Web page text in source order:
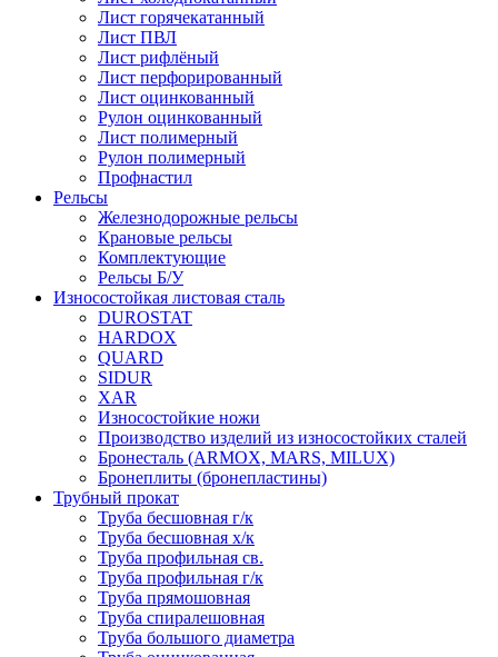
Лист горячекатанный
Лист ПВЛ
Лист рифлёный
Лист перфорированный
Лист оцинкованный
Рулон оцинкованный
Лист полимерный
Рулон полимерный
Профнастил
Рельсы
Железнодорожные рельсы
Крановые рельсы
Комплектующие
Рельсы Б/У
Износостойкая листовая сталь
DUROSTAT
HARDOX
QUARD
SIDUR
XAR
Износостойкие ножи
Производство изделий из износостойких сталей
Бронесталь (ARMOX, MARS, MILUX)
Бронеплиты (бронепластины)
Трубный прокат
Труба бесшовная г/к
Труба бесшовная х/к
Труба профильная св.
Труба профильная г/к
Труба прямошовная
Труба спиралешовная
Труба большого диаметра